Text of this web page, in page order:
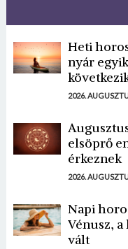
Heti
nyár
2026.
elsöprő
érkeznek
2026.
Napi
Vénusz,
vált